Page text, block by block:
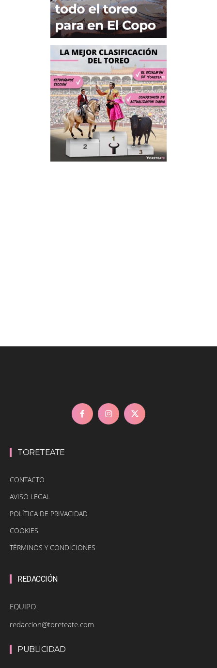
TORETEATE
CONTACTO
AVISO LEGAL
POLÍTICA DE PRIVACIDAD
COOKIES
TÉRMINOS Y CONDICIONES
REDACCIÓN
EQUIPO
redaccion@toreteate.com
PUBLICIDAD